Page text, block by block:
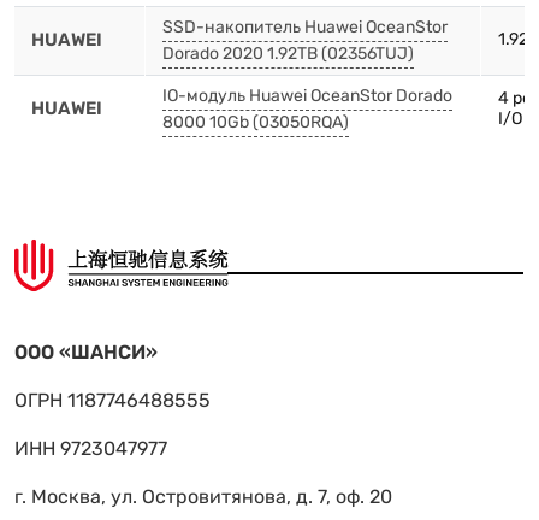
HUAWEI
SSD-накопитель Huawei OceanStor
Dorado 2020 1.92TB (02356TUJ)
HUAWEI
IO-модуль Huawei OceanStor Dorado
8000 10Gb (03050RQA)
4
I/O
ООО «ШАНСИ»
ОГРН 1187746488555
ИНН 9723047977
г. Москва, ул. Островитянова, д. 7, оф. 20